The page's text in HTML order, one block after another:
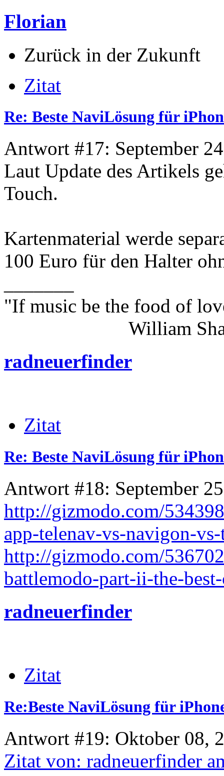
Florian
Zurück in der Zukunft
Zitat
Re: Beste NaviLösung für
Antwort #17: September
Laut Update des Artikels
Touch.
Kartenmaterial werde
100 Euro für den Halter
"If music be the food of
William
radneuerfinder
Zitat
Re: Beste NaviLösung für
Antwort #18: September
http://gizmodo.com/
app-telenav-vs-navigon-
http://gizmodo.com/
battlemodo-part-ii-the-
radneuerfinder
Zitat
Re:Beste NaviLösung für
Antwort #19: Oktober 08,
Zitat von: radneuerfinder